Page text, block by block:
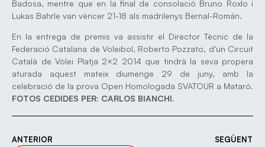
Badosa, mentre que en la final de consolació Bruno Roxlo i
Lukas Bahrle van vèncer 21-18 als madrilenys Bernal-Román.
En la entrega de premis va assistir el Director Tècnic de la
Federació Catalana de Voleibol, Roberto Pozzato, d’un Circuit
Català de Vòlei Platja 2×2 2014 que tindrà la seva propera
aturada aquest mateix diumenge 29 de juny, amb la
celebració de la prova Open Homologada SVATOUR a Mataró.
FOTOS CEDIDES PER: CARLOS BIANCHI.
ANTERIOR SEGÜENT